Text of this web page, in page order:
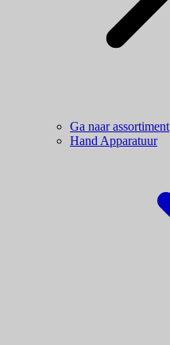
Ga naar assortiment
Hand Apparatuur